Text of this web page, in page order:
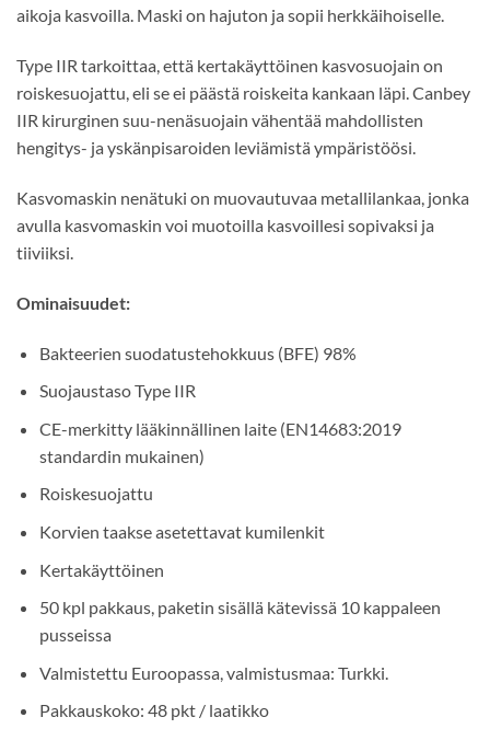
aikoja kasvoilla. Maski on hajuton ja sopii herkkäihoiselle.
Type IIR tarkoittaa, että kertakäyttöinen kasvosuojain on
roiskesuojattu, eli se ei päästä roiskeita kankaan läpi. Canbey
IIR kirurginen suu-nenäsuojain vähentää mahdollisten
hengitys- ja yskänpisaroiden leviämistä ympäristöösi.
Kasvomaskin nenätuki on muovautuvaa metallilankaa, jonka
avulla kasvomaskin voi muotoilla kasvoillesi sopivaksi ja
tiiviiksi.
Ominaisuudet:
Bakteerien suodatustehokkuus (BFE) 98%
Suojaustaso Type IIR
CE-merkitty lääkinnällinen laite (EN14683:2019
standardin mukainen)
Roiskesuojattu
Korvien taakse asetettavat kumilenkit
Kertakäyttöinen
50 kpl pakkaus, paketin sisällä kätevissä 10 kappaleen
pusseissa
Valmistettu Euroopassa, valmistusmaa: Turkki.
Pakkauskoko: 48 pkt / laatikko